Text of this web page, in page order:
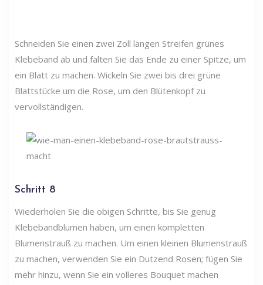
Schneiden Sie einen zwei Zoll langen Streifen grünes
Klebeband ab und falten Sie das Ende zu einer Spitze, um
ein Blatt zu machen. Wickeln Sie zwei bis drei grüne
Blattstücke um die Rose, um den Blütenkopf zu
vervollständigen.
Schritt 8
Wiederholen Sie die obigen Schritte, bis Sie genug
Klebebandblumen haben, um einen kompletten
Blumenstrauß zu machen. Um einen kleinen Blumenstrauß
zu machen, verwenden Sie ein Dutzend Rosen; fügen Sie
mehr hinzu, wenn Sie ein volleres Bouquet machen